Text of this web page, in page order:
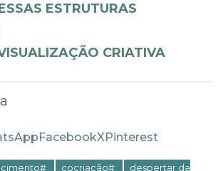
ESTRUTURAS
CRIATIVA
FacebookXPinterest
cocriação# despertar da